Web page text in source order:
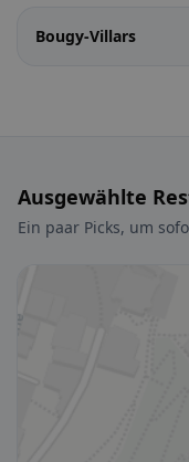
Bougy-Villars
Ausgewählte
Ein paar Picks, um